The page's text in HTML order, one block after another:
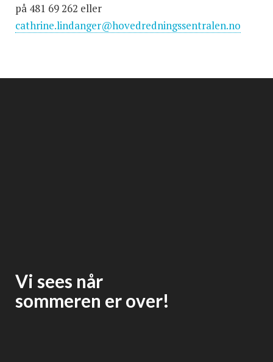
på 481 69 262 eller
cathrine.lindanger@hovedredningssentralen.no
Vi sees når
sommeren er over!